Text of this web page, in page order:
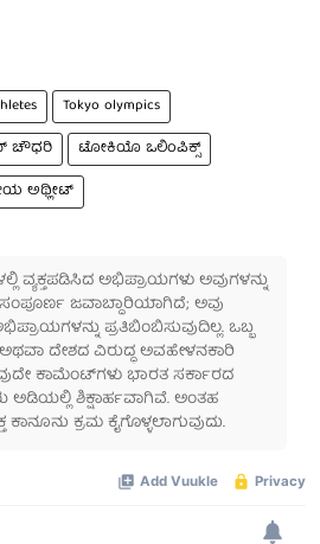
Tokyo olympics
ಚೌಧರಿ
ಟೋಕಿಯೊ ಒಲಿಂಪಿಕ್ಸ್
ಅಥ್ಲೀಟ್
ವ್ಯಕ್ತಪಡಿಸಿದ ಅಭಿಪ್ರಾಯಗಳು ಅವುಗಳನ್ನು
ಜವಾಬ್ದಾರಿಯಾಗಿದೆ; ಅವು
ಪ್ರತಿಬಿಂಬಿಸುವುದಿಲ್ಲ. ಒಬ್ಬ
ದೇಶದ ವಿರುದ್ಧ ಅವಹೇಳನಕಾರಿ
ಕಾಮೆಂಟ್‌ಗಳು ಭಾರತ ಸರ್ಕಾರದ
ಅಡಿಯಲ್ಲಿ ಶಿಕ್ಷಾರ್ಹವಾಗಿವೆ. ಅಂತಹ
ಕ್ರಮ ಕೈಗೊಳ್ಳಲಾಗುವುದು.